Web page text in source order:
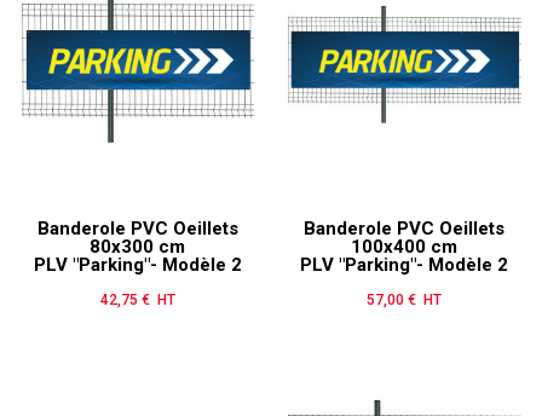
Banderole PVC Oeillets
80x300 cm
PLV "Parking"- Modèle 2
Prix
42,75 € HT
Banderole PVC Oeillets
100x400 cm
PLV "Parking"- Modèle 2
Prix
57,00 € HT